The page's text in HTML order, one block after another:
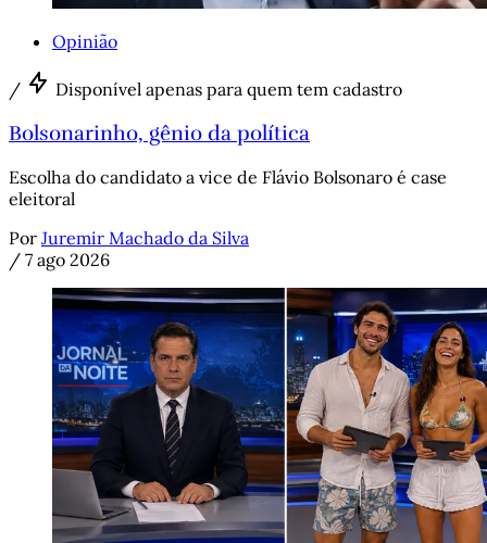
Opinião
/ Disponível apenas para quem tem cadastro
Bolsonarinho, gênio da política
Escolha do candidato a vice de Flávio Bolsonaro é case
eleitoral
Por Juremir Machado da Silva
/ 7 ago 2026